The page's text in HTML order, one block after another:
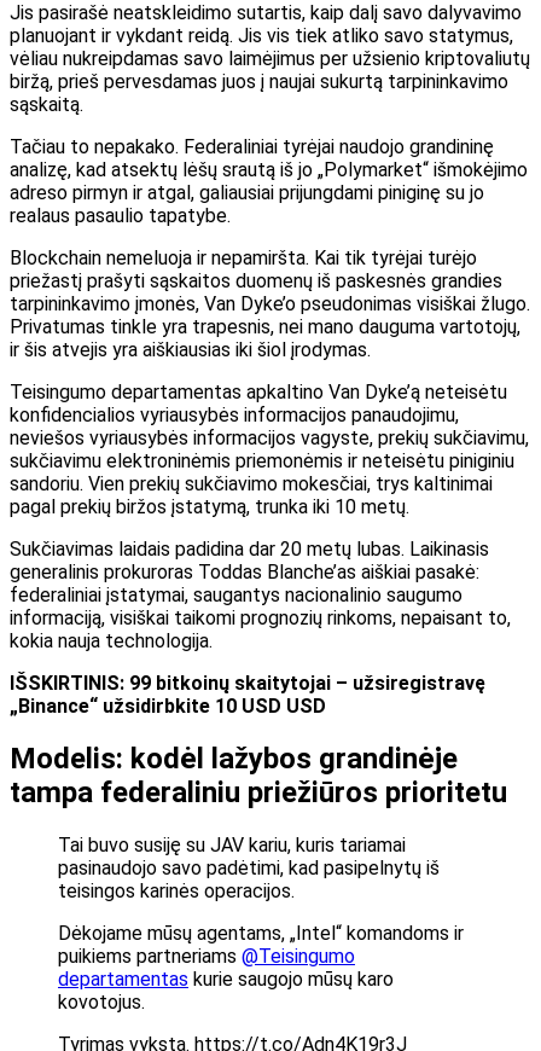
Jis pasirašė neatskleidimo sutartis, kaip dalį savo dalyvavimo
planuojant ir vykdant reidą. Jis vis tiek atliko savo statymus,
vėliau nukreipdamas savo laimėjimus per užsienio kriptovaliutų
biržą, prieš pervesdamas juos į naujai sukurtą tarpininkavimo
sąskaitą.
Tačiau to nepakako. Federaliniai tyrėjai naudojo grandininę
analizę, kad atsektų lėšų srautą iš jo „Polymarket“ išmokėjimo
adreso pirmyn ir atgal, galiausiai prijungdami piniginę su jo
realaus pasaulio tapatybe.
Blockchain nemeluoja ir nepamiršta. Kai tik tyrėjai turėjo
priežastį prašyti sąskaitos duomenų iš paskesnės grandies
tarpininkavimo įmonės, Van Dyke’o pseudonimas visiškai žlugo.
Privatumas tinkle yra trapesnis, nei mano dauguma vartotojų,
ir šis atvejis yra aiškiausias iki šiol įrodymas.
Teisingumo departamentas apkaltino Van Dyke’ą neteisėtu
konfidencialios vyriausybės informacijos panaudojimu,
neviešos vyriausybės informacijos vagyste, prekių sukčiavimu,
sukčiavimu elektroninėmis priemonėmis ir neteisėtu piniginiu
sandoriu. Vien prekių sukčiavimo mokesčiai, trys kaltinimai
pagal prekių biržos įstatymą, trunka iki 10 metų.
Sukčiavimas laidais padidina dar 20 metų lubas. Laikinasis
generalinis prokuroras Toddas Blanche’as aiškiai pasakė:
federaliniai įstatymai, saugantys nacionalinio saugumo
informaciją, visiškai taikomi prognozių rinkoms, nepaisant to,
kokia nauja technologija.
IŠSKIRTINIS: 99 bitkoinų skaitytojai – užsiregistravę
„Binance“ užsidirbkite 10 USD USD
Modelis: kodėl lažybos grandinėje
tampa federaliniu priežiūros prioritetu
Tai buvo susiję su JAV kariu, kuris tariamai
pasinaudojo savo padėtimi, kad pasipelnytų iš
teisingos karinės operacijos.
Dėkojame mūsų agentams, „Intel“ komandoms ir
puikiems partneriams @Teisingumo
departamentas kurie saugojo mūsų karo
kovotojus.
Tyrimas vyksta. https://t.co/Adn4K19r3J